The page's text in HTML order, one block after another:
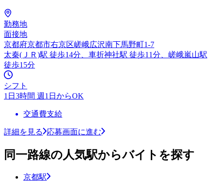
勤務地
面接地
京都府京都市右京区嵯峨広沢南下馬野町1-7
太秦(ＪＲ)駅 徒歩14分、車折神社駅 徒歩11分、嵯峨嵐山駅
徒歩15分
シフト
1日3時間 週1日からOK
交通費支給
詳細を見る 応募画面に進む
同一路線の人気駅からバイトを探す
京都駅